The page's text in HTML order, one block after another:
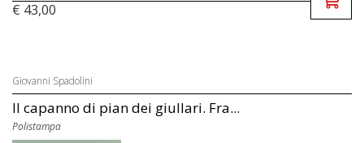
€ 43,00
Giovanni Spadolini
Il capanno di pian dei giullari. Fra...
Polistampa